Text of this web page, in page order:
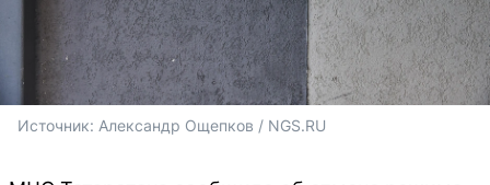
Источник: Александр Ощепков / NGS.RU